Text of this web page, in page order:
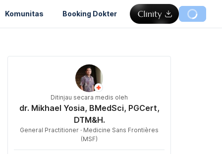
Komunitas Booking Dokter
Ditinjau secara medis oleh
dr. Mikhael Yosia, BMedSci, PGCert,
DTM&H.
General Practitioner · Medicine Sans Frontières
(MSF)